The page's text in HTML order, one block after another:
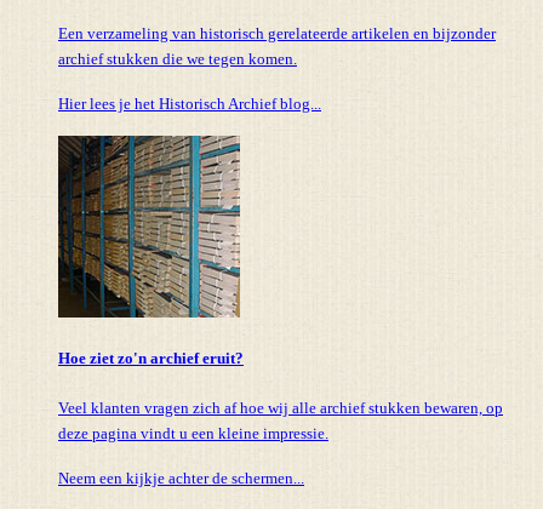
Een verzameling van historisch gerelateerde artikelen en bijzonder
archief stukken die we tegen komen.
Hier lees je het Historisch Archief blog...
Hoe ziet zo'n archief eruit?
Veel klanten vragen zich af hoe wij alle archief stukken bewaren, op
deze pagina vindt u een kleine impressie.
Neem een kijkje achter de schermen...